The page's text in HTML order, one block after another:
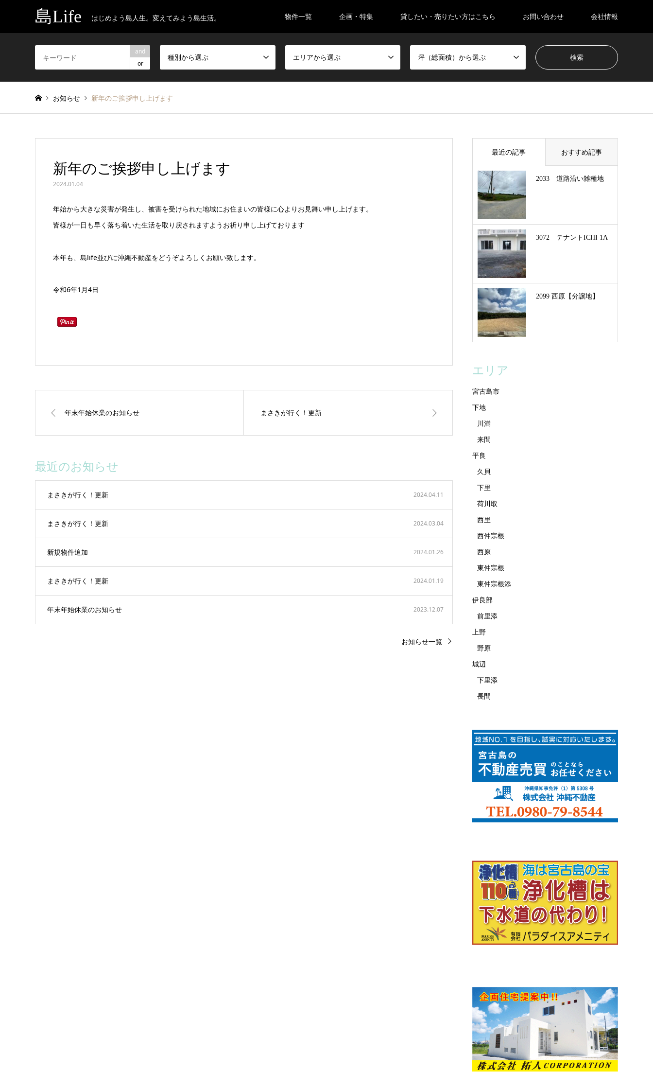
島Life はじめよう島人生。変えてみよう島生活。 物件一覧 企画・特集 貸したい・売りたい方はこちら お問い合わせ 会社情報
and
or
種別から選ぶ エリアから選ぶ 坪（総面積）から選ぶ
お知らせ 新年のご挨拶申し上げます
新年のご挨拶申し上げます
2024.01.04
年始から大きな災害が発生し、被害を受けられた地域にお住まいの皆様に心よりお見舞い申し上げます。
皆様が一日も早く落ち着いた生活を取り戻されますようお祈り申し上げております
本年も、島life並びに沖縄不動産をどうぞよろしくお願い致します。
令和6年1月4日
年末年始休業のお知らせ まさきが行く！更新
最近のお知らせ
まさきが行く！更新 2024.04.11
まさきが行く！更新 2024.03.04
新規物件追加 2024.01.26
まさきが行く！更新 2024.01.19
年末年始休業のお知らせ 2023.12.07
お知らせ一覧
最近の記事 おすすめ記事
2033 道路沿い雑種地
3072 テナントICHI 1A
2099 西原【分譲地】
エリア
宮古島市
下地
川満
来間
平良
久貝
下里
荷川取
西里
西仲宗根
西原
東仲宗根
東仲宗根添
伊良部
前里添
上野
野原
城辺
下里添
長間